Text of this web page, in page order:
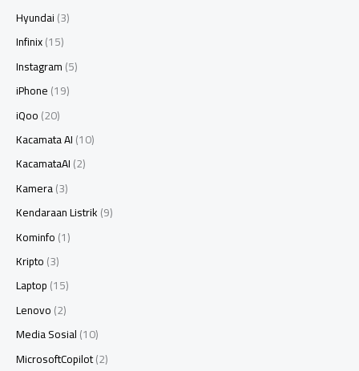
Hyundai(3)
Infinix(15)
Instagram(5)
iPhone(19)
iQoo(20)
Kacamata AI(10)
KacamataAI(2)
Kamera(3)
Kendaraan Listrik(9)
Kominfo(1)
Kripto(3)
Laptop(15)
Lenovo(2)
Media Sosial(10)
MicrosoftCopilot(2)